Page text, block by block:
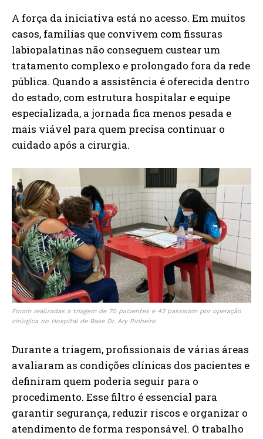
A força da iniciativa está no acesso. Em muitos
casos, famílias que convivem com fissuras
labiopalatinas não conseguem custear um
tratamento complexo e prolongado fora da rede
pública. Quando a assistência é oferecida dentro
do estado, com estrutura hospitalar e equipe
especializada, a jornada fica menos pesada e
mais viável para quem precisa continuar o
cuidado após a cirurgia.
Foram realizadas a triagem de 70 pacientes e 42 passaram por operação
cirúrgica no Hospital de Base Dr. Ary Pinheiro
Durante a triagem, profissionais de várias áreas
avaliaram as condições clínicas dos pacientes e
definiram quem poderia seguir para o
procedimento. Esse filtro é essencial para
garantir segurança, reduzir riscos e organizar o
atendimento de forma responsável. O trabalho